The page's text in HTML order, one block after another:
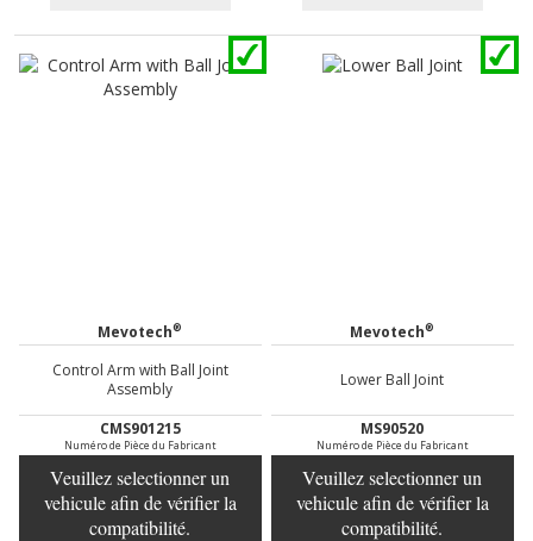
Mevotech®
Control Arm with Ball Joint
Assembly
CMS901215
Numéro de Pièce du Fabricant
Veuillez selectionner un
vehicule afin de vérifier la
compatibilité.
Mevotech®
Lower Ball Joint
MS90520
Numéro de Pièce du Fabricant
Veuillez selectionner un
vehicule afin de vérifier la
compatibilité.